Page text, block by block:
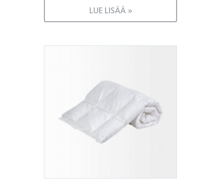
LUE LISÄÄ »